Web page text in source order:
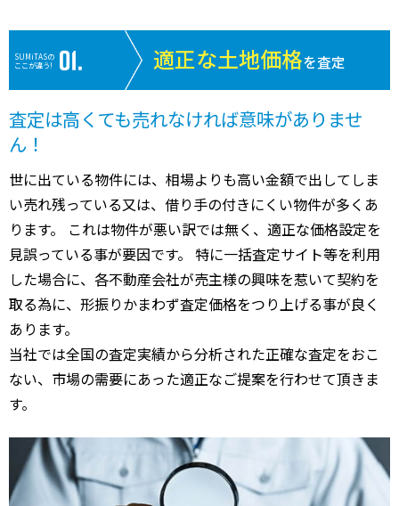
SUMiTASの
ここが違う!
適正な土地価格を査定
査定は高くても売れなければ意味がありませ
ん！
世に出ている物件には、相場よりも高い金額で出してしま
い売れ残っている又は、借り手の付きにくい物件が多くあ
ります。 これは物件が悪い訳では無く、適正な価格設定を
見誤っている事が要因です。 特に一括査定サイト等を利用
した場合に、各不動産会社が売主様の興味を惹いて契約を
取る為に、形振りかまわず査定価格をつり上げる事が良く
あります。
当社では全国の査定実績から分析された正確な査定をおこ
ない、市場の需要にあった適正なご提案を行わせて頂きま
す。